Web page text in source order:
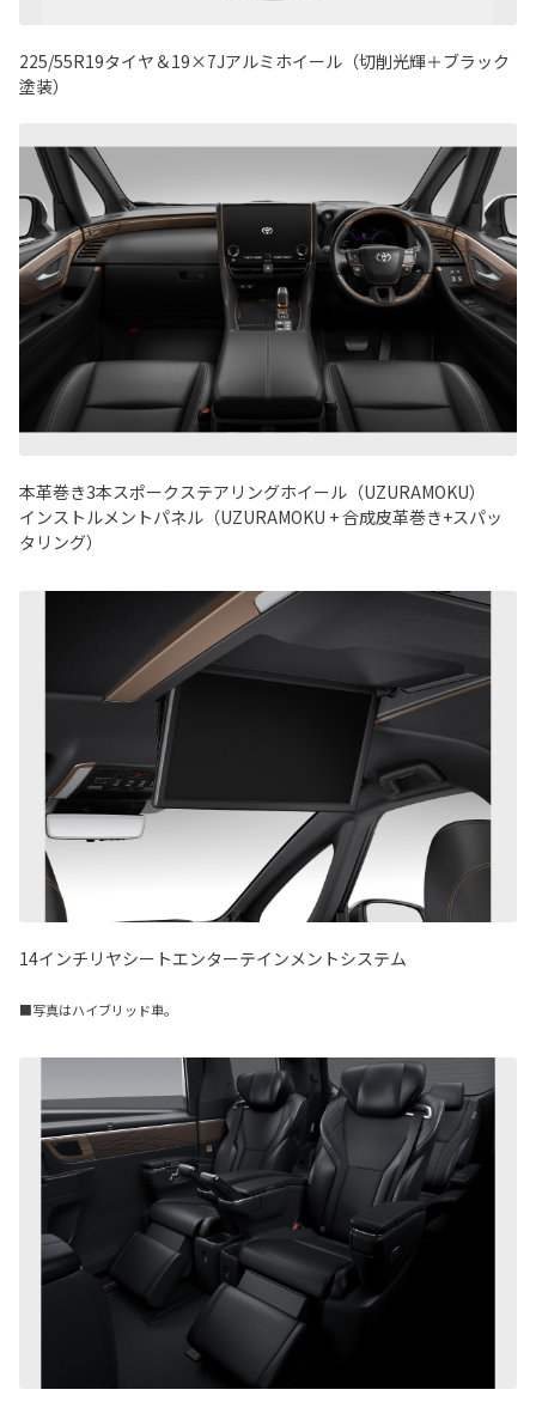
225/55R19タイヤ＆19×7Jアルミホイール（切削光輝＋ブラック
塗装）
本革巻き3本スポークステアリングホイール（UZURAMOKU）
インストルメントパネル（UZURAMOKU + 合成皮革巻き+スパッ
タリング）
14インチリヤシートエンターテインメントシステム
■写真はハイブリッド車。